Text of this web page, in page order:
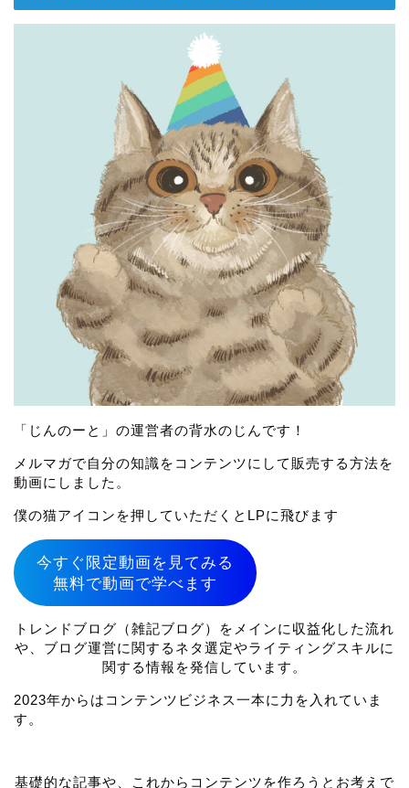
「じんのーと」の運営者の背水のじんです！
メルマガで自分の知識をコンテンツにして販売する方法を
動画にしました。
僕の猫アイコンを押していただくとLPに飛びます
今すぐ限定動画を見てみる
無料で動画で学べます
トレンドブログ（雑記ブログ）をメインに収益化した流れ
や、ブログ運営に関するネタ選定やライティングスキルに
関する情報を発信しています。
2023年からはコンテンツビジネス一本に力を入れていま
す。
基礎的な記事や、これからコンテンツを作ろうとお考えで